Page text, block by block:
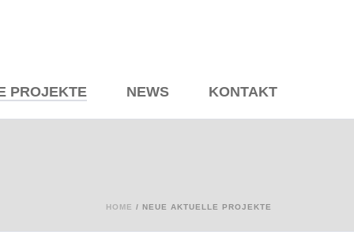
PROJEKTE NEWS KONTAKT
HOME / NEUE AKTUELLE PROJEKTE